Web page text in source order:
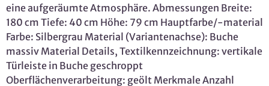
eine aufgeräumte Atmosphäre. Abmessungen Breite:
180 cm Tiefe: 40 cm Höhe: 79 cm Hauptfarbe/-material
Farbe: Silbergrau Material (Variantenachse): Buche
massiv Material Details, Textilkennzeichnung: vertikale
Türleiste in Buche geschroppt
Oberflächenverarbeitung: geölt Merkmale Anzahl